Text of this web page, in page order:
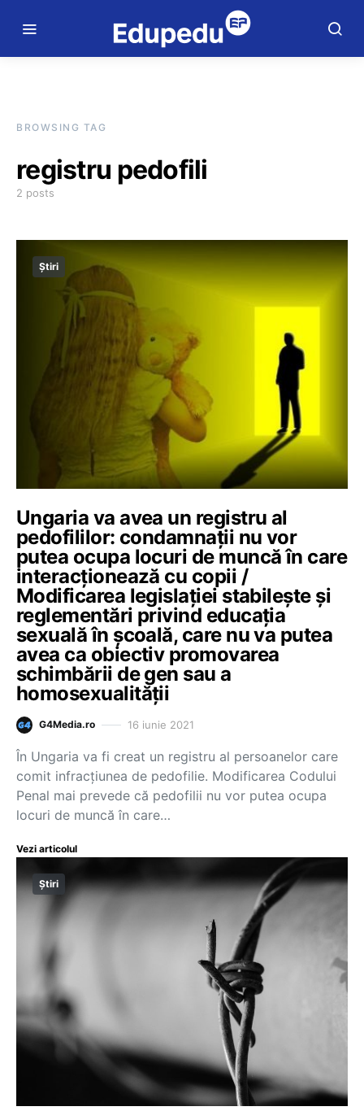
BROWSING TAG
registru pedofili
2 posts
Știri
Ungaria va avea un registru al
pedofililor: condamnații nu vor
putea ocupa locuri de muncă în care
interacționează cu copii /
Modificarea legislației stabilește și
reglementări privind educația
sexuală în școală, care nu va putea
avea ca obiectiv promovarea
schimbării de gen sau a
homosexualității
G4Media.ro 16 iunie 2021
În Ungaria va fi creat un registru al persoanelor care
comit infracțiunea de pedofilie. Modificarea Codului
Penal mai prevede că pedofilii nu vor putea ocupa
locuri de muncă în care…
Vezi articolul
Știri